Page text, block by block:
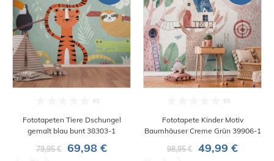
Fototapeten Tiere Dschungel
gemalt blau bunt 38303-1
79,95 €
69,98 €
Fototapete Kinder Motiv
Baumhäuser Creme Grün 39906-1
98,95 €
49,99 €